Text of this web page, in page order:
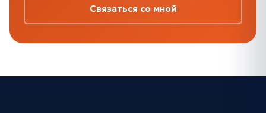
Связаться со мной